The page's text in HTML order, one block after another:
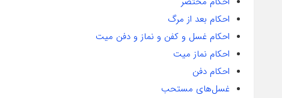
احکام بعد از مرگ
احکام غسل و کفن و نماز و دفن میت
احکام نماز میت
احکام دفن
غسل‌های مستحب